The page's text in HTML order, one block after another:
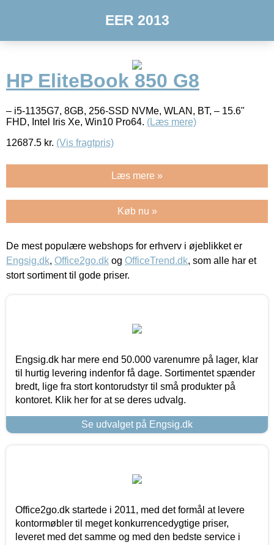
EER 2013
HP EliteBook 850 G8
– i5-1135G7, 8GB, 256-SSD NVMe, WLAN, BT, – 15.6"
FHD, Intel Iris Xe, Win10 Pro64. (Læs mere)
12687.5 kr. (Vis fragtpris)
Læs mere »
Køb nu »
De mest populære webshops for erhverv i øjeblikket er
Engsig.dk, Office2go.dk og OfficeTrend.dk, som alle har et
stort sortiment til gode priser.
Engsig.dk har mere end 50.000 varenumre på lager, klar
til hurtig levering indenfor få dage. Sortimentet spænder
bredt, lige fra stort kontorudstyr til små produkter på
kontoret. Klik her for at se deres udvalg.
Se udvalget på Engsig.dk
Office2go.dk startede i 2011, med det formål at levere
kontormøbler til meget konkurrencedygtige priser,
leveret med det samme og med den bedste service i